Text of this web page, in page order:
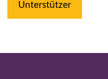
Unterstützer